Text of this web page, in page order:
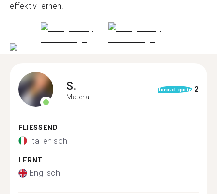
effektiv lernen.
S.
Matera
format_quote 2
FLIESSEND
Italienisch
LERNT
Englisch